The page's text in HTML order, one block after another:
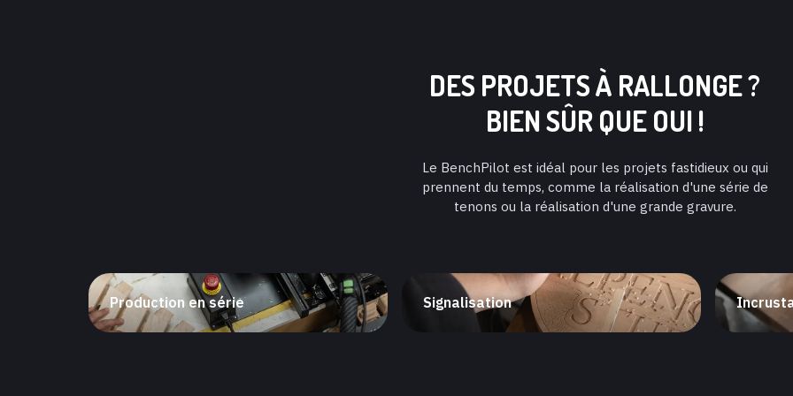
DES PROJETS À RALLONGE ?
BIEN SÛR QUE OUI !
Le BenchPilot est idéal pour les projets fastidieux ou qui
prennent du temps, comme la réalisation d'une série de
tenons ou la réalisation d'une grande gravure.
Production en série
Découpe plusieurs tenons en une seule fois.
Signalisation
Knock out intricate engravings
Découpe